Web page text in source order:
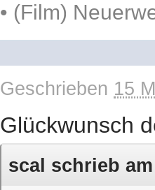
• (Film)
Geschrieben 15
Glückwunsch
scal schrieb am